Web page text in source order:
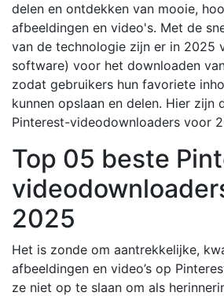
delen en ontdekken van mooie,
afbeeldingen en video's. Met de
van de technologie zijn er in 2025
software) voor het downloaden
zodat gebruikers hun favoriete
kunnen opslaan en delen. Hier zijn
Pinterest-videodownloaders voor
Top 05 beste
2025
Het is zonde om aantrekkelijke,
afbeeldingen en video’s op
ze niet op te slaan om als